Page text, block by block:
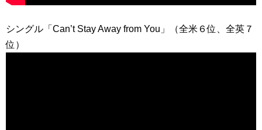
シングル「Can’t Stay Away from You」（全米６位、全英７
位）